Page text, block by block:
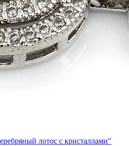
лотос с кристаллами"